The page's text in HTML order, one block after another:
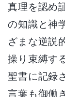
真理を認め
の知識と神
ざまな逆説
操り束縛す
聖書に記録
言葉も御働